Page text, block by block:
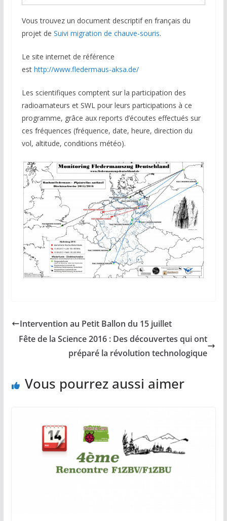
Vous trouvez un document descriptif en français du
projet de Suivi migration de chauve-souris.
Le site internet de référence
est http://www.fledermaus-aksa.de/
Les scientifiques comptent sur la participation des
radioamateurs et SWL pour leurs participations à ce
programme, grâce aux reports d’écoutes effectués sur
ces fréquences (fréquence, date, heure, direction du
vol, altitude, conditions météo).
Intervention au Petit Ballon du 15 juillet
Fête de la Science 2016 : Des découvertes qui ont
préparé la révolution technologique
Vous pourrez aussi aimer